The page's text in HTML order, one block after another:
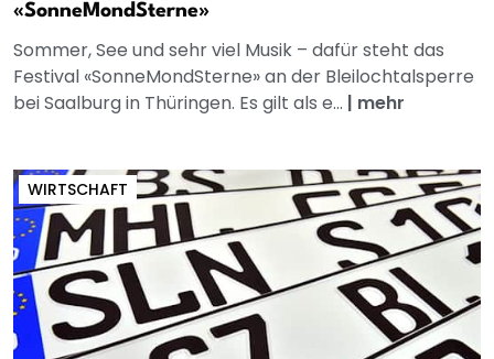
«SonneMondSterne»
Sommer, See und sehr viel Musik – dafür steht das
Festival «SonneMondSterne» an der Bleilochtalsperre
bei Saalburg in Thüringen. Es gilt als e... | mehr
WIRTSCHAFT